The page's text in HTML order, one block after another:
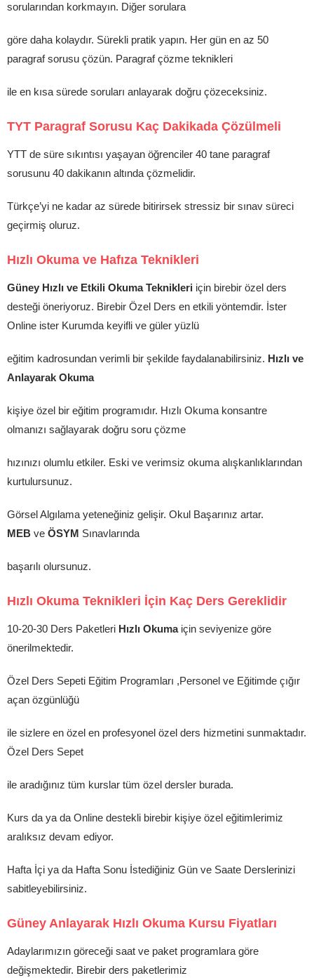
sorularından korkmayın. Diğer sorulara
göre daha kolaydır. Sürekli pratik yapın. Her gün en az 50
paragraf sorusu çözün. Paragraf çözme teknikleri
ile en kısa sürede soruları anlayarak doğru çözeceksiniz.
TYT Paragraf Sorusu Kaç Dakikada Çözülmeli
YTT de süre sıkıntısı yaşayan öğrenciler 40 tane paragraf
sorusunu 40 dakikanın altında çözmelidir.
Türkçe’yi ne kadar az sürede bitirirsek stressiz bir sınav süreci
geçirmiş oluruz.
Hızlı Okuma ve Hafıza Teknikleri
Güney Hızlı ve Etkili Okuma Teknikleri için birebir özel ders
desteği öneriyoruz. Birebir Özel Ders en etkili yöntemdir. İster
Online ister Kurumda keyifli ve güler yüzlü
eğitim kadrosundan verimli bir şekilde faydalanabilirsiniz. Hızlı ve
Anlayarak Okuma
kişiye özel bir eğitim programıdır. Hızlı Okuma konsantre
olmanızı sağlayarak doğru soru çözme
hızınızı olumlu etkiler. Eski ve verimsiz okuma alışkanlıklarından
kurtulursunuz.
Görsel Algılama yeteneğiniz gelişir. Okul Başarınız artar.
MEB ve ÖSYM Sınavlarında
başarılı olursunuz.
Hızlı Okuma Teknikleri İçin Kaç Ders Gereklidir
10-20-30 Ders Paketleri Hızlı Okumaiçin seviyenize göre
önerilmektedir.
Özel Ders Sepeti Eğitim Programları ,Personel ve Eğitimde çığır
açan özgünlüğü
ile sizlere en özel en profesyonel özel ders hizmetini sunmaktadır.
Özel Ders Sepet
ile aradığınız tüm kurslar tüm özel dersler burada.
Kurs da ya da Online destekli birebir kişiye özel eğitimlerimiz
aralıksız devam ediyor.
Hafta İçi ya da Hafta Sonu İstediğiniz Gün ve Saate Derslerinizi
sabitleyebilirsiniz.
Güney Anlayarak Hızlı Okuma Kursu Fiyatları
Adaylarımızın göreceği saat ve paket programlara göre
değişmektedir. Birebir ders paketlerimiz